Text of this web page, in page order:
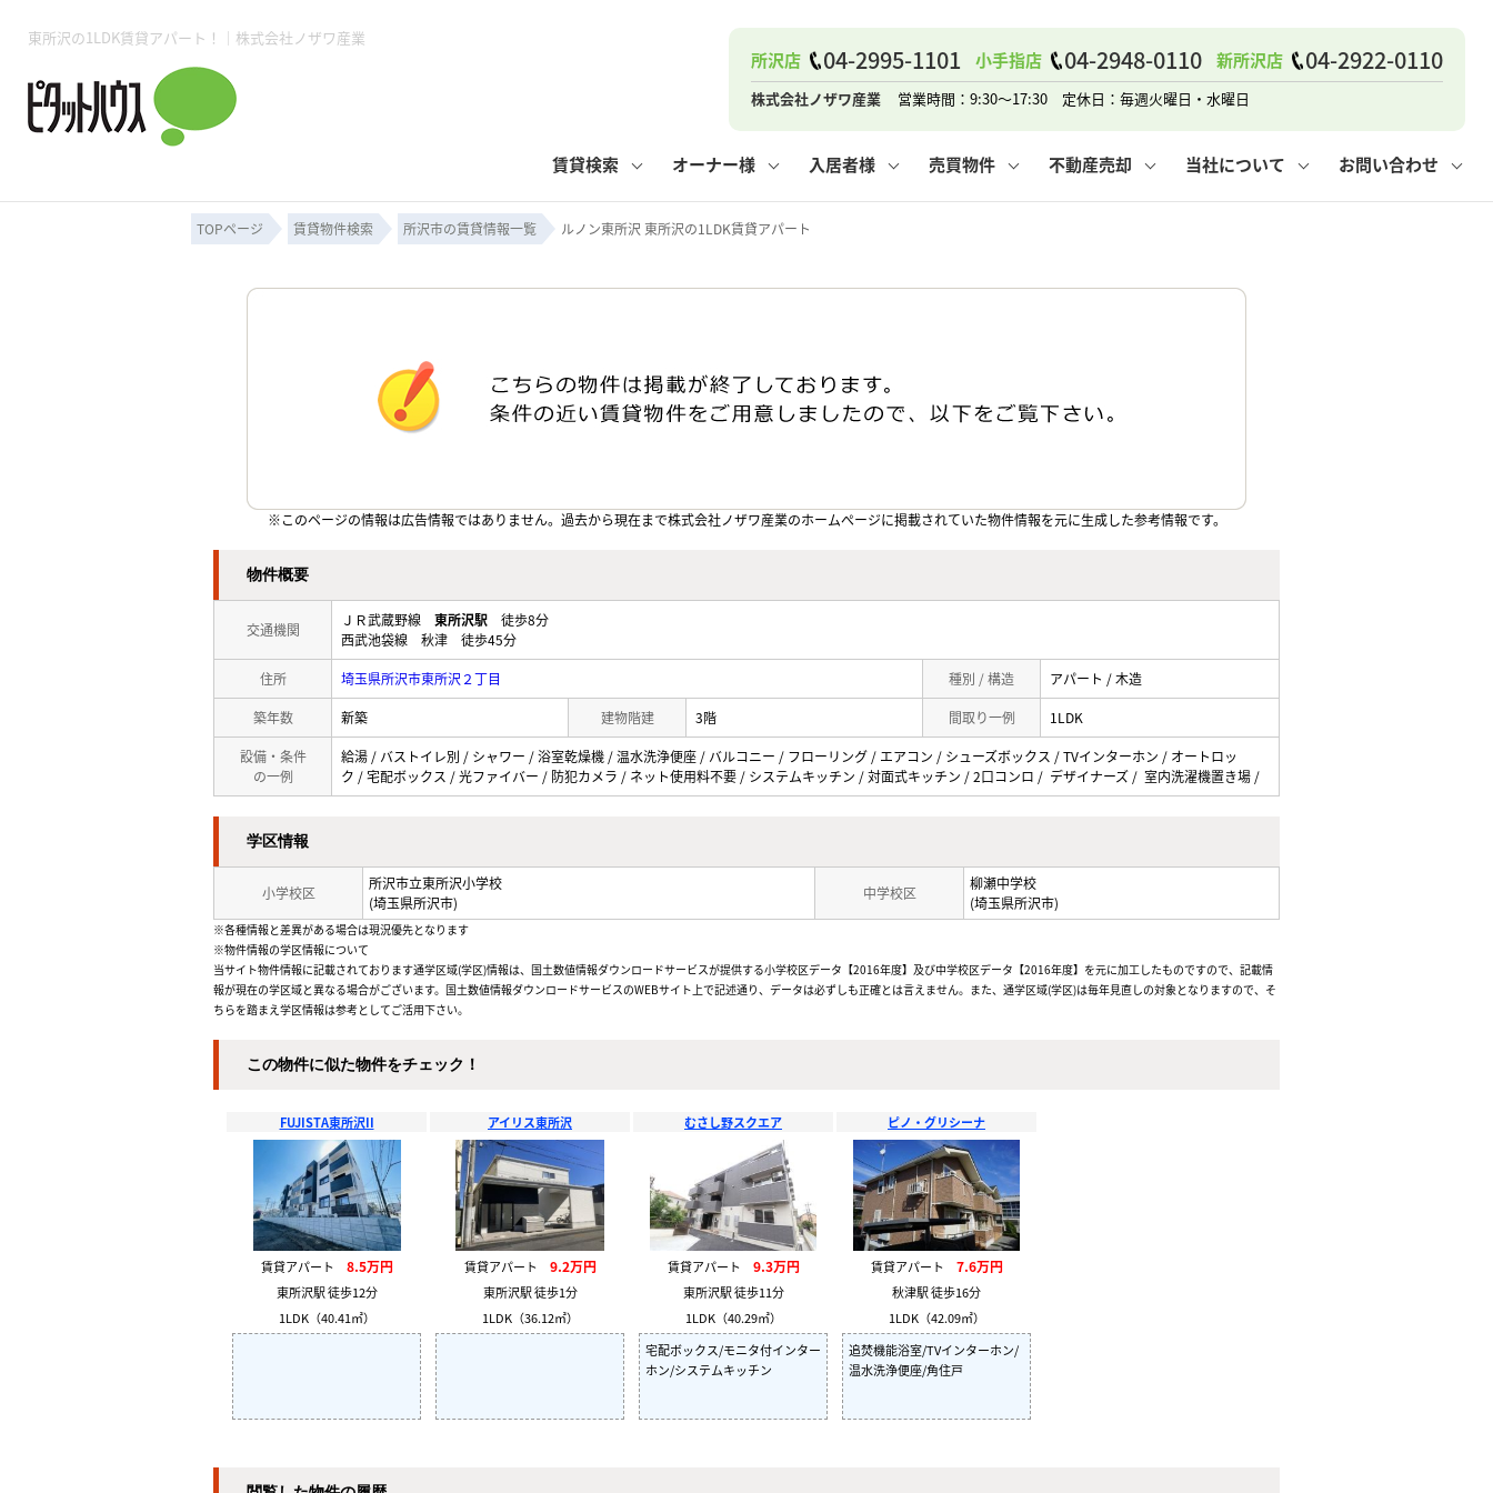
東所沢の1LDK賃貸アパート！｜株式会社ノザワ産業
所沢店 04-2995-1101 小手指店 04-2948-0110 新所沢店 04-2922-0110
株式会社ノザワ産業 営業時間：9:30～17:30 定休日：毎週火曜日・水曜日
賃貸検索 オーナー様 入居者様 売買物件 不動産売却
売却の流れ
当社について お問い合わせ
所沢賃貸TOP 閲覧履歴 保存した検索条件
月極駐車場 事業用物件 コンテナ
賃貸管理業務 管理のご依頼
入居者様用ページTOP 住まいのトラブルQ&A お住まいの解約手続き その他の問合せ
売買物件一覧 よくある質問 マンションVS戸建て 賃貸vs持ち家
無料売却査定 媒介契約の種類 売却時の諸費用 仲介と買取の違い
必要な書類
会社概要 スタッフブログ 個人情報保護方針
ピタットハウス所沢店 ピタットハウス小手指店
ご来店予約
TOPページ 賃貸物件検索 所沢市の賃貸情報一覧 ルノン東所沢 東所沢の1LDK賃貸アパート
※このページの情報は広告情報ではありません。過去から現在まで株式会社ノザワ産業のホームぺージに掲載されていた物件情報を元に生成した参考情報です。
物件概要
交通機関
ＪＲ武蔵野線 東所沢駅 徒歩8分
西武池袋線 秋津 徒歩45分
住所 埼玉県所沢市東所沢２丁目 種別 / 構造 アパート / 木造
築年数 新築 建物階建 3階 間取り一例 1LDK
設備・条件
の一例
給湯 / バストイレ別 / シャワー / 浴室乾燥機 / 温水洗浄便座 / バルコニー / フローリング / エアコン / シューズボックス / TVインターホン / オートロッ
ク / 宅配ボックス / 光ファイバー / 防犯カメラ / ネット使用料不要 / システムキッチン / 対面式キッチン / 2口コンロ / デザイナーズ / 室内洗濯機置き場 /
学区情報
小学校区
所沢市立東所沢小学校
(埼玉県所沢市)
中学校区
柳瀬中学校
(埼玉県所沢市)
※各種情報と差異がある場合は現況優先となります
※物件情報の学区情報について
当サイト物件情報に記載されております通学区域(学区)情報は、国土数値情報ダウンロードサービスが提供する小学校区データ【2016年度】及び中学校区データ【2016年度】を元に加工したものですので、記載情
報が現在の学区域と異なる場合がございます。国土数値情報ダウンロードサービスのWEBサイト上で記述通り、データは必ずしも正確とは言えません。また、通学区域(学区)は毎年見直しの対象となりますので、そ
ちらを踏まえ学区情報は参考としてご活用下さい。
この物件に似た物件をチェック！
FUJISTA東所沢II
賃貸アパート 8.5万円
東所沢駅 徒歩12分
1LDK（40.41㎡）
アイリス東所沢
賃貸アパート 9.2万円
東所沢駅 徒歩1分
1LDK（36.12㎡）
むさし野スクエア
賃貸アパート 9.3万円
東所沢駅 徒歩11分
1LDK（40.29㎡）
宅配ボックス/モニタ付インター
ホン/システムキッチン
ピノ・グリシーナ
賃貸アパート 7.6万円
秋津駅 徒歩16分
1LDK（42.09㎡）
追焚機能浴室/TVインターホン/
温水洗浄便座/角住戸